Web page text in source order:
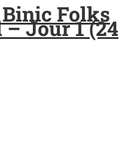
Folks
Jour 1 (24